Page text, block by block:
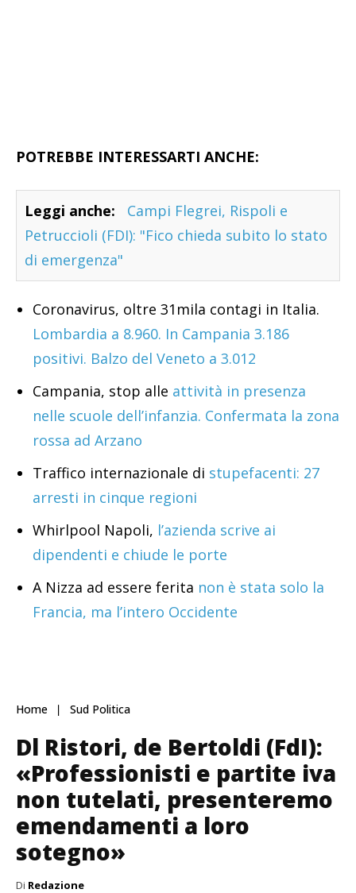
POTREBBE INTERESSARTI ANCHE:
Leggi anche:
Campi Flegrei, Rispoli e
Petruccioli (FDI): "Fico chieda subito lo stato
di emergenza"
Coronavirus, oltre 31mila contagi in Italia.
Lombardia a 8.960. In Campania 3.186
positivi. Balzo del Veneto a 3.012
Campania, stop alle attività in presenza
nelle scuole dell’infanzia. Confermata la zona
rossa ad Arzano
Traffico internazionale di stupefacenti: 27
arresti in cinque regioni
Whirlpool Napoli, l’azienda scrive ai
dipendenti e chiude le porte
A Nizza ad essere ferita non è stata solo la
Francia, ma l’intero Occidente
Home Sud Politica
Dl Ristori, de Bertoldi (FdI):
«Professionisti e partite iva
non tutelati, presenteremo
emendamenti a loro
sotegno»
Di Redazione